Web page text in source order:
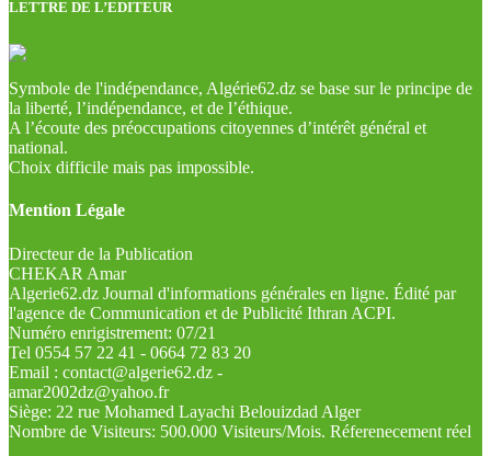
LETTRE DE L’EDITEUR
Symbole de l'indépendance, Algérie62.dz se base sur le principe de
la liberté, l’indépendance, et de l’éthique.
A l’écoute des préoccupations citoyennes d’intérêt général et
national.
Choix difficile mais pas impossible.
Mention Légale
Directeur de la Publication
CHEKAR Amar
Algerie62.dz Journal d'informations générales en ligne. Édité par
l'agence de Communication et de Publicité Ithran ACPI.
Numéro enrigistrement: 07/21
Tel 0554 57 22 41 - 0664 72 83 20
Email : contact@algerie62.dz -
amar2002dz@yahoo.fr
Siège: 22 rue Mohamed Layachi Belouizdad Alger
Nombre de Visiteurs: 500.000 Visiteurs/Mois. Réferenecement réel